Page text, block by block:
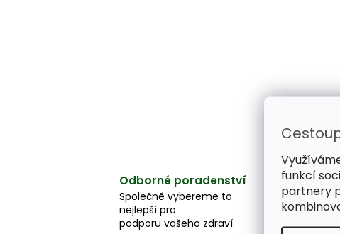
funkcí
partnery
Odborné poradenství
Společně vybereme to
nejlepší pro
podporu vašeho zdraví.